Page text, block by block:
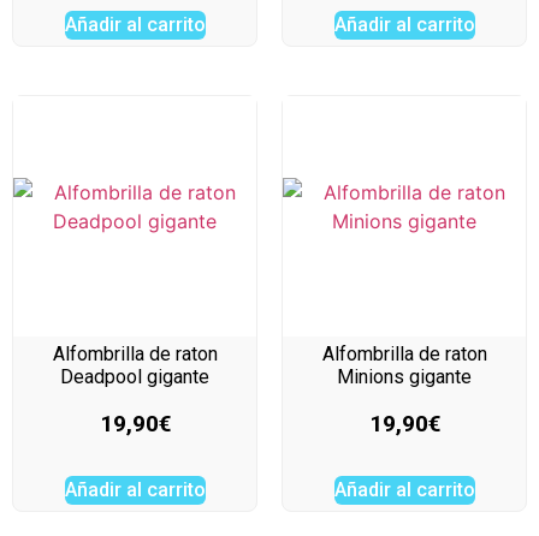
Añadir al carrito Añadir al carrito
Alfombrilla de raton
Deadpool gigante
19,90€
Añadir al carrito
Alfombrilla de raton
Minions gigante
19,90€
Añadir al carrito